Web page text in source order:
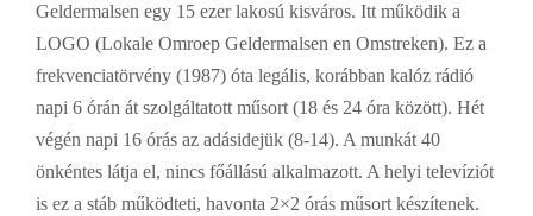
Geldermalsen egy 15 ezer lakosú kisváros. Itt működik a
LOGO (Lokale Omroep Geldermalsen en Omstreken). Ez a
frekvenciatörvény (1987) óta legális, korábban kalóz rádió
napi 6 órán át szolgáltatott műsort (18 és 24 óra között). Hét
végén napi 16 órás az adásidejük (8-14). A munkát 40
önkéntes látja el, nincs főállású alkalmazott. A helyi televíziót
is ez a stáb működteti, havonta 2×2 órás műsort készítenek.